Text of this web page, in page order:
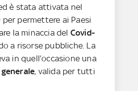
è stata attivata nel
permettere ai Paesi
la minaccia del Covid-
a risorse pubbliche. La
in quell’occasione una
, valida per tutti